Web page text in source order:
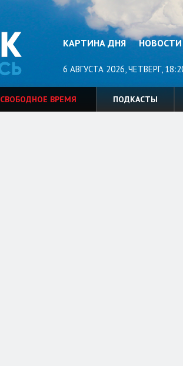
КАРТИНА ДНЯ
6 АВГУСТА 2026, ЧЕТВЕРГ,
СВОБОДНОЕ ВРЕМЯ ПОДКАСТЫ